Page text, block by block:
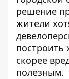
решение
жители
построить
скорее
полезным.